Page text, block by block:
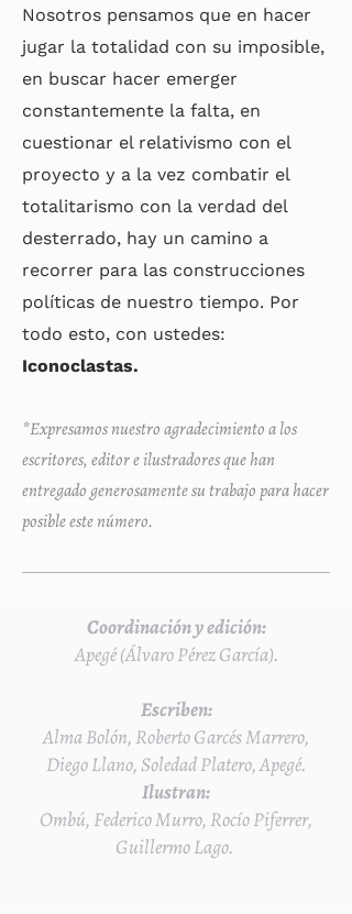
Nosotros pensamos que en hacer
jugar la totalidad con su imposible,
en buscar hacer emerger
constantemente la falta, en
cuestionar el relativismo con el
proyecto y a la vez combatir el
totalitarismo con la verdad del
desterrado, hay un camino a
recorrer para las construcciones
políticas de nuestro tiempo. Por
todo esto, con ustedes:
Iconoclastas.
*Expresamos nuestro agradecimiento a los
escritores, editor e ilustradores que han
entregado generosamente su trabajo para hacer
posible este número.
Coordinación y edición:
Apegé (Álvaro Pérez García).
Escriben:
Alma Bolón, Roberto Garcés Marrero,
Diego Llano, Soledad Platero, Apegé.
Ilustran:
Ombú, Federico Murro, Rocío Piferrer,
Guillermo Lago.